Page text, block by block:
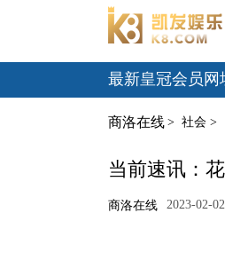
最新皇冠会员网
商洛在线 > 社会 >
当前速讯：
商洛在线 2023-02-